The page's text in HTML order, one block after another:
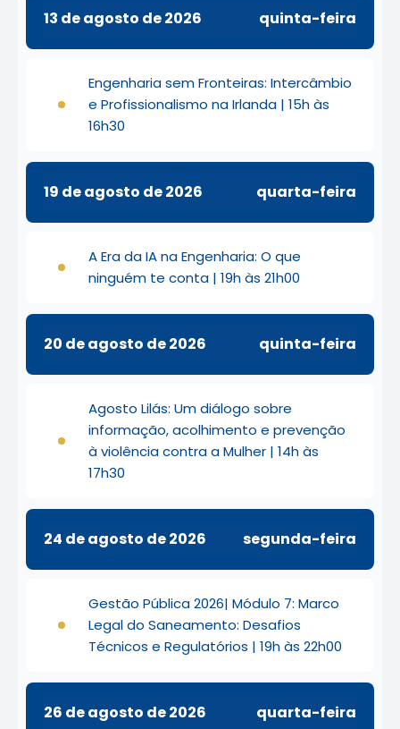
13 de agosto de 2026 quinta-feira
Engenharia sem Fronteiras: Intercâmbio
e Profissionalismo na Irlanda | 15h às
16h30
19 de agosto de 2026 quarta-feira
A Era da IA na Engenharia: O que
ninguém te conta | 19h às 21h00
20 de agosto de 2026 quinta-feira
Agosto Lilás: Um diálogo sobre
informação, acolhimento e prevenção
à violência contra a Mulher | 14h às
17h30
24 de agosto de 2026 segunda-feira
Gestão Pública 2026| Módulo 7: Marco
Legal do Saneamento: Desafios
Técnicos e Regulatórios | 19h às 22h00
26 de agosto de 2026 quarta-feira